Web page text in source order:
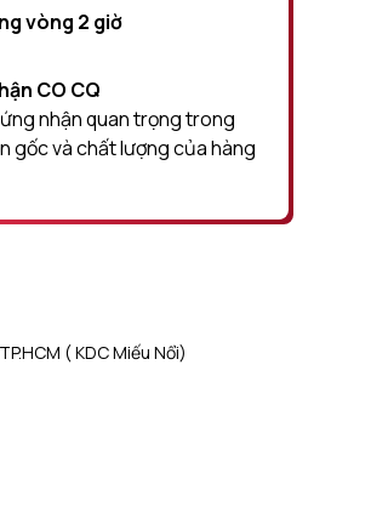
vòng 2 giờ
CO CQ
nhận quan trọng trong
gốc và chất lượng của hàng
( KDC Miếu Nổi)